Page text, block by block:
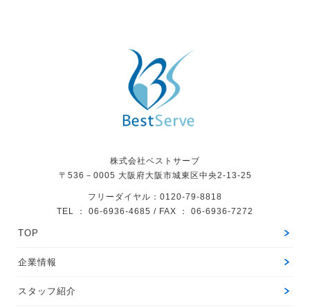
株式会社ベストサーブ
〒536－0005 大阪府大阪市城東区中央2-13-25
フリーダイヤル：0120-79-8818
TEL ： 06-6936-4685 / FAX ： 06-6936-7272
TOP
企業情報
スタッフ紹介